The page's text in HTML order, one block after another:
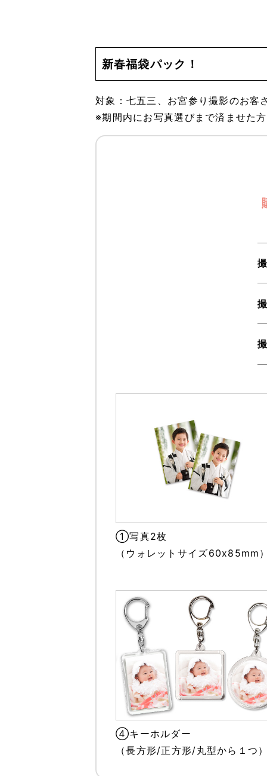
新春福袋パック！
対象：七五三、お宮参り撮影のお客
※期間内にお写真選びまで済ませた方
①写真2枚
（ウォレットサイズ60x85mm
④キーホルダー
（長方形/正方形/丸型から１つ